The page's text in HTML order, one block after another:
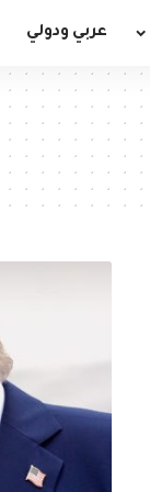
عربي ودولي